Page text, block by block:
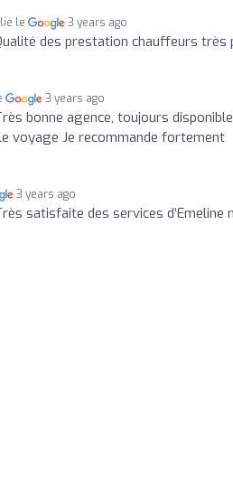
le 3 years ago
des prestation chauffeurs très
3 years ago
bonne agence, toujours
voyage Je recommande fortement
3 years ago
satisfaite des services